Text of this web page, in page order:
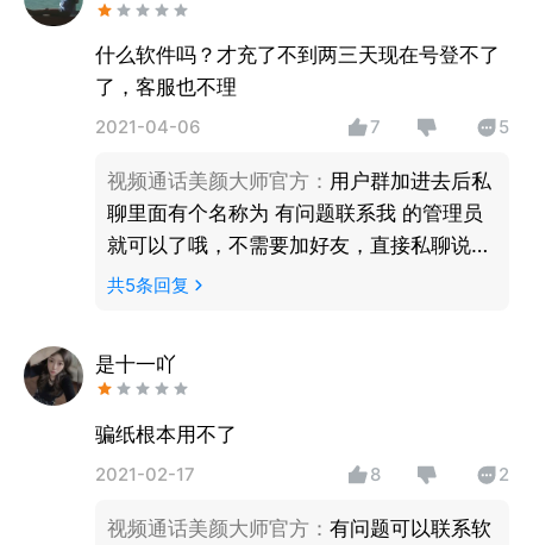
什么软件吗？才充了不到两三天现在号登不了
了，客服也不理
2021-04-06 7 5
视频通话美颜大师官方： 用户群加进去后私
聊里面有个名称为 有问题联系我 的管理员
就可以了哦，不需要加好友，直接私聊说问
题就行的呢，提供付款凭证，她会给您补上
共5条回复
是十一吖
骗纸根本用不了
2021-02-17 8 2
视频通话美颜大师官方： 有问题可以联系软